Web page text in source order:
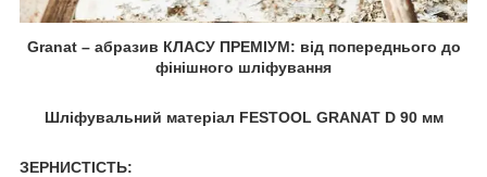
Granat – абразив КЛАСУ ПРЕМІУМ: від попереднього до
фінішного шліфування
Шліфувальний матеріал FESTOOL GRANAT D 90 мм
ЗЕРНИСТІСТЬ: